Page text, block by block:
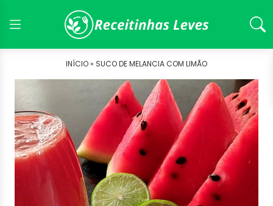
INÍCIO » SUCO DE MELANCIA COM LIMÃO